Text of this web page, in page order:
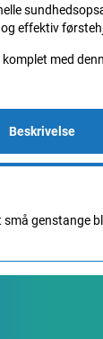
effektiv
med
Beskrivelse
genstange